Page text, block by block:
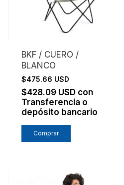
BKF / CUERO /
BLANCO
$475.66 USD
$428.09 USD con
Transferencia o
depósito bancario
Comprar